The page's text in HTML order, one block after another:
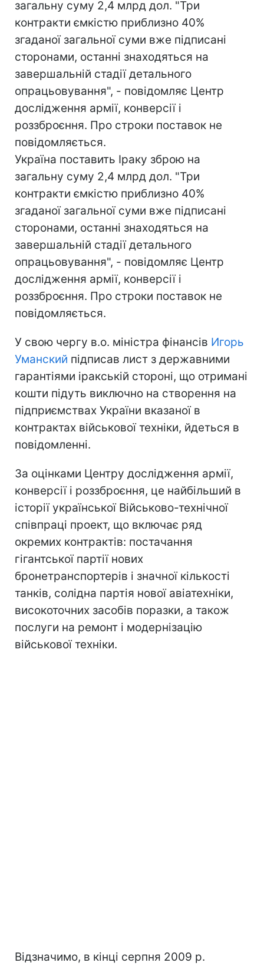
загальну суму 2,4 млрд дол. "Три
контракти ємкістю приблизно 40%
згаданої загальної суми вже підписані
сторонами, останні знаходяться на
завершальній стадії детального
опрацьовування", - повідомляє Центр
дослідження армії, конверсії і
роззброєння. Про строки поставок не
повідомляється.
Україна поставить Іраку зброю на
загальну суму 2,4 млрд дол. "Три
контракти ємкістю приблизно 40%
згаданої загальної суми вже підписані
сторонами, останні знаходяться на
завершальній стадії детального
опрацьовування", - повідомляє Центр
дослідження армії, конверсії і
роззброєння. Про строки поставок не
повідомляється.
У свою чергу в.о. міністра фінансів Игорь
Уманский підписав лист з державними
гарантіями іракській стороні, що отримані
кошти підуть виключно на створення на
підприємствах України вказаної в
контрактах військової техніки, йдеться в
повідомленні.
За оцінками Центру дослідження армії,
конверсії і роззброєння, це найбільший в
історії української Військово-технічної
співпраці проект, що включає ряд
окремих контрактів: постачання
гігантської партії нових
бронетранспортерів і значної кількості
танків, солідна партія нової авіатехніки,
високоточних засобів поразки, а також
послуги на ремонт і модернізацію
військової техніки.
Відзначимо, в кінці серпня 2009 р.